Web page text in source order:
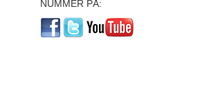
NUMMER PÅ: